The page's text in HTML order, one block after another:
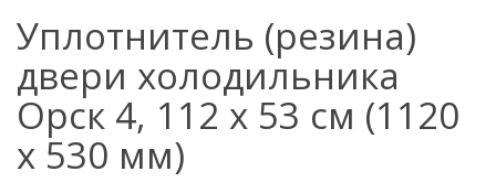
Уплотнитель (резина)
двери холодильника
Орск 4, 112 x 53 см (1120
x 530 мм)